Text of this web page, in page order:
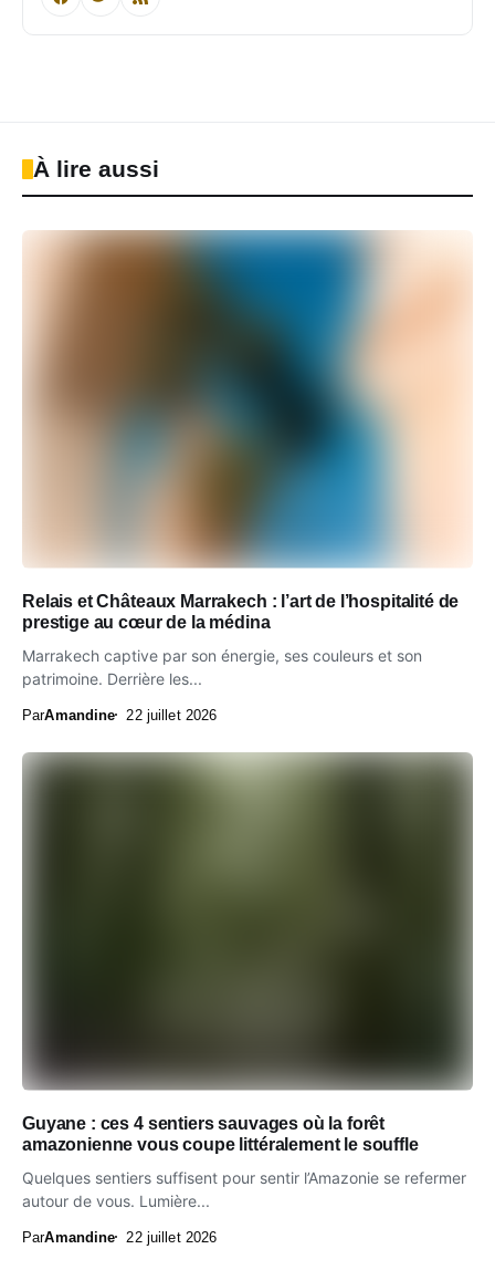
À lire aussi
Relais et Châteaux Marrakech : l’art de l’hospitalité de
prestige au cœur de la médina
Marrakech captive par son énergie, ses couleurs et son
patrimoine. Derrière les...
ParAmandine 22 juillet 2026
Guyane : ces 4 sentiers sauvages où la forêt
amazonienne vous coupe littéralement le souffle
Quelques sentiers suffisent pour sentir l’Amazonie se refermer
autour de vous. Lumière...
ParAmandine 22 juillet 2026